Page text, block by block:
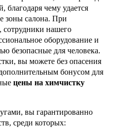
благодаря чему удается
зоны салона. При
нашего
оборудование и
безопасные для человека.
вы можете без опасения
бонусом для
цены на химчистку
вы гарантированно
среди которых: